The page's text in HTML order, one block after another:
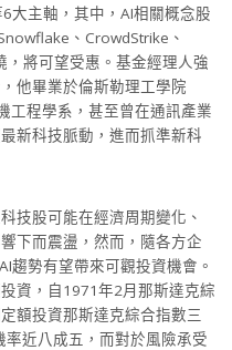
大主軸，其中，AI相關概念股
、CrowdStrike、
將可望受惠。基金經理人強
他畢業於倫斯勒理工學院
工程學系，甚至曾在通訊產業
新科技脈動，進而抓準新科
技股可能在經濟周期變化、
下而震盪，然而，隨各方企
趨勢有望帶來可觀投資機會。
資，自1971年2月那斯達克綜
額投資那斯達克綜合指數三
近八成五，而對於風險承受